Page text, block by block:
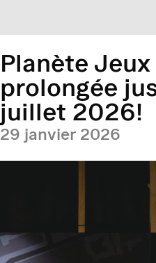
Planète
prolongée
juillet 2026!
29 janvier 2026